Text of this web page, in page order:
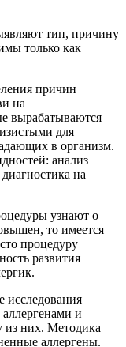
тип, причину
только как
причин
на
вырабатываются
для
в организм.
анализ
на
узнают о
то имеется
процедуру
развития
исследования
и
из них. Методика
аллергены.